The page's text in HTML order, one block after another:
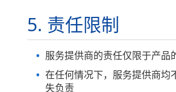
5. 责任限制
服务提供商的责任仅限于产品
在任何情况下，服务提供商均
失负责